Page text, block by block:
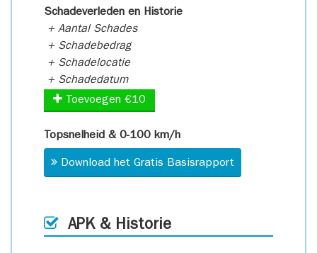
Schadeverleden en Historie
+ Aantal Schades
+ Schadebedrag
+ Schadelocatie
+ Schadedatum
Toevoegen €10
Topsnelheid & 0-100 km/h
Download het Gratis Basisrapport
APK & Historie